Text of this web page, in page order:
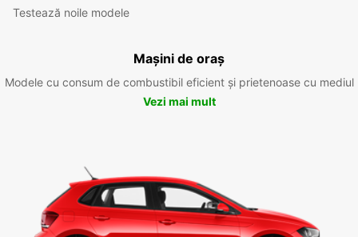
Testează noile modele
Mașini de oraș
Modele cu consum de combustibil eficient și prietenoase cu mediul
Vezi mai mult